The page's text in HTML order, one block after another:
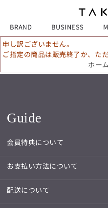
BRAND BUSINESS
申し訳ございません。
ご指定の商品は販売終了か、た
ホー
Guide
会員特典について
お支払い方法について
配送について